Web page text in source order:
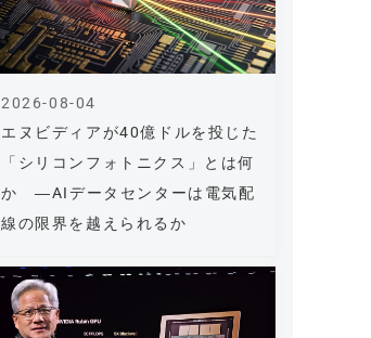
エヌビディアが40億ドルを投じた
「シリコンフォトニクス」とは何
か ―AIデータセンターは電気配
線の限界を越えられるか
2026-08-04